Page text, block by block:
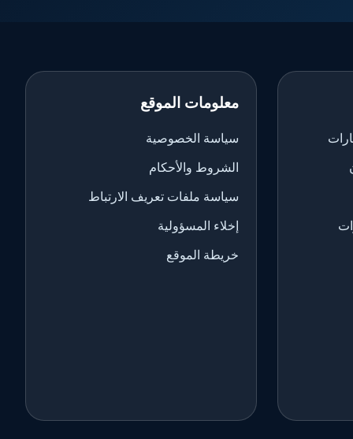
معلومات الموقع
سياسة الخصوصية
الشروط والأحكام
سياسة ملفات تعريف الارتباط
إخلاء المسؤولية
خريطة الموقع